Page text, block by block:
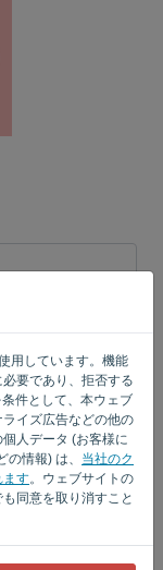
用しています。機能
要であり、拒否する
件として、本ウェブ
イズ広告などの他の
人データ (お客様に
情報) は、 当社のク
ます。ウェブサイトの
同意を取り消すこと
パスワードを忘れた?